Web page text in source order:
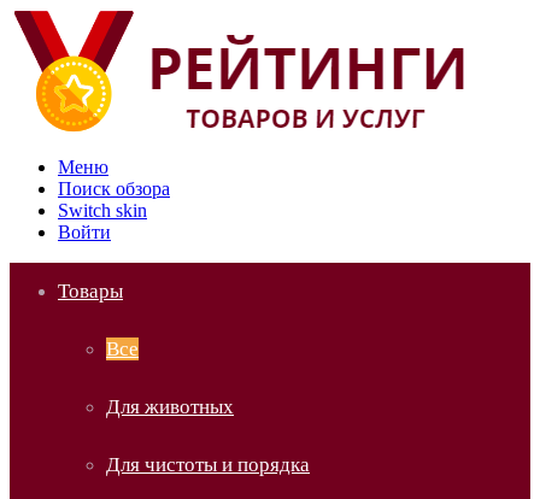
Меню
Поиск обзора
Switch skin
Войти
Товары
Все
Для животных
Для чистоты и порядка